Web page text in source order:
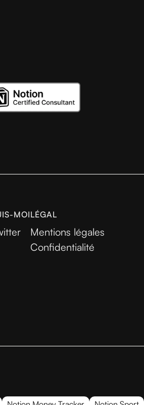
MOILÉGAL
Mentions légales
Confidentialité